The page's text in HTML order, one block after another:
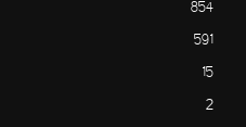
854
591
15
2